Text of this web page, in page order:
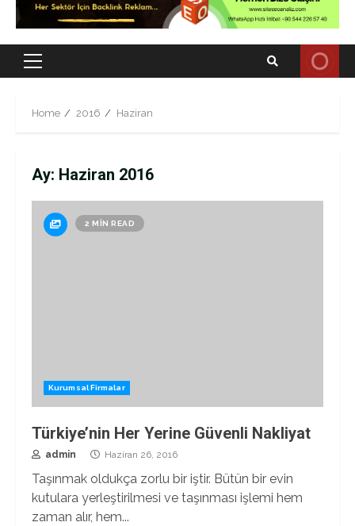
Primary
Home 2016 Haziran
Ay: Haziran 2016
2 MIN READ
Kurumsal Firmalar
Türkiye’nin Her Yerine Güvenli Nakliyat
admin Haziran 26, 2016
Taşınmak oldukça zorlu bir iştir. Bütün bir evin
kutulara yerleştirilmesi ve taşınması işlemi hem
zaman alır, hem...